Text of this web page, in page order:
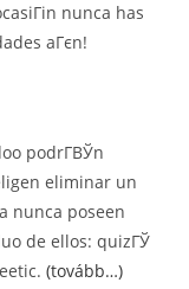
nunca has
aГєn!
podrГ­ВЎn
eliminar un
nunca poseen
de ellos: quizГЎ
(tovább…)